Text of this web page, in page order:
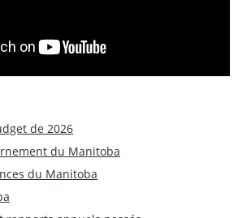
de 2026
du Manitoba
du Manitoba